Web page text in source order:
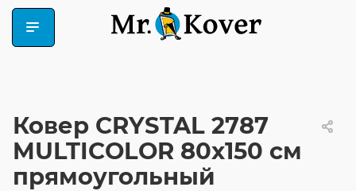
Ковер CRYSTAL 2787
MULTICOLOR 80x150 см
прямоугольный